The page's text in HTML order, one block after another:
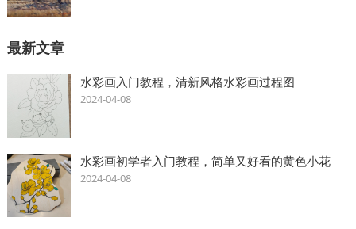
最新文章
水彩画入门教程，清新风格水彩画过程图
2024-04-08
水彩画初学者入门教程，简单又好看的黄色小花
2024-04-08